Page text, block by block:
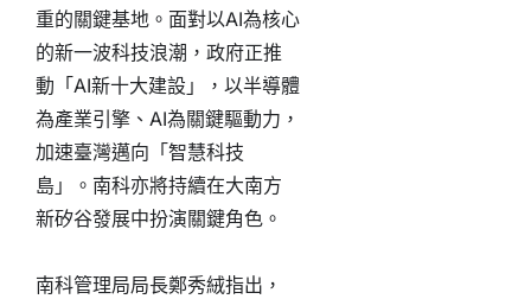
重的關鍵基地。面對以AI為核心
的新一波科技浪潮，政府正推
動「AI新十大建設」，以半導體
為產業引擎、AI為關鍵驅動力，
加速臺灣邁向「智慧科技
島」。南科亦將持續在大南方
新矽谷發展中扮演關鍵角色。
南科管理局局長鄭秀絨指出，